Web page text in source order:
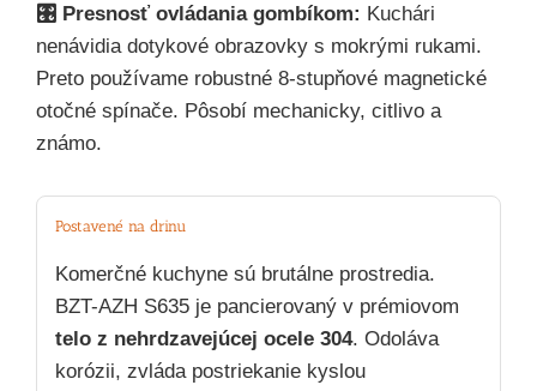
🎛️ Presnosť ovládania gombíkom: Kuchári
nenávidia dotykové obrazovky s mokrými rukami.
Preto používame robustné 8-stupňové magnetické
otočné spínače. Pôsobí mechanicky, citlivo a
známo.
Postavené na drinu
Komerčné kuchyne sú brutálne prostredia.
BZT-AZH S635 je pancierovaný v prémiovom
telo z nehrdzavejúcej ocele 304. Odoláva
korózii, zvláda postriekanie kyslou